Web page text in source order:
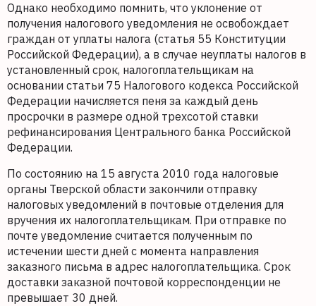
Однако необходимо помнить, что уклонение от
получения налогового уведомления не освобождает
граждан от уплаты налога (статья 55 Конституции
Российской Федерации), а в случае неуплаты налогов в
установленный срок, налогоплательщикам на
основании статьи 75 Налогового кодекса Российской
Федерации начисляется пеня за каждый день
просрочки в размере одной трехсотой ставки
рефинансирования Центрального банка Российской
Федерации.
По состоянию на 15 августа 2010 года налоговые
органы Тверской области закончили отправку
налоговых уведомлений в почтовые отделения для
вручения их налогоплательщикам. При отправке по
почте уведомление считается полученным по
истечении шести дней с момента направления
заказного письма в адрес налогоплательщика. Срок
доставки заказной почтовой корреспонденции не
превышает 30 дней.